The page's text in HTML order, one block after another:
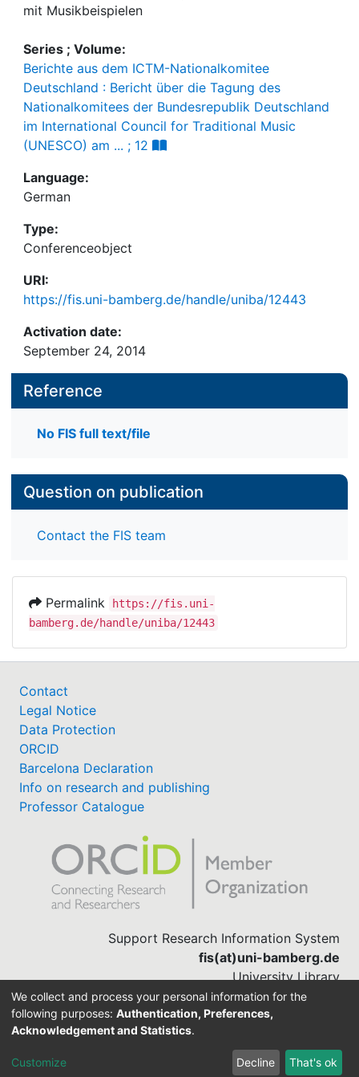
mit Musikbeispielen
Series ; Volume:
Berichte aus dem ICTM-Nationalkomitee
Deutschland : Bericht über die Tagung des
Nationalkomitees der Bundesrepublik Deutschland
im International Council for Traditional Music
(UNESCO) am ... ; 12
Language:
German
Type:
Conferenceobject
URI:
https://fis.uni-bamberg.de/handle/uniba/12443
Activation date:
September 24, 2014
Reference
No FIS full text/file
Question on publication
Contact the FIS team
Permalink
https://fis.uni-
bamberg.de/handle/uniba/12443
Contact
Legal Notice
Data Protection
ORCID
Barcelona Declaration
Info on research and publishing
Professor Catalogue
Support Research Information System
fis(at)uni-bamberg.de
University Library
(0951) 863-1568
DSpace-CRIS software
We collect and process your personal information for the
following purposes: Authentication, Preferences,
Acknowledgement and Statistics.
Customize Decline That's ok